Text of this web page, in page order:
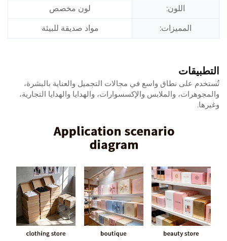
اللون: لون مخصص
المميزات: مواد صديقة للبيئة
التطبيقات
تُستخدم على نطاق واسع في مجالات التجميل والعناية بالبشرة،
والمجوهرات، والملابس والإكسسوارات، والهدايا والهدايا التجارية،
وغيرها.